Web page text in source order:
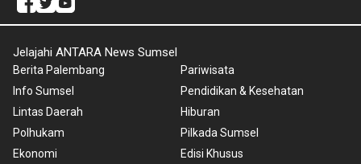
Jelajahi ANTARA News Sumsel
Berita Palembang
Info Sumsel
Lintas Daerah
Polhukam
Ekonomi
Pariwisata
Pendidikan & Kesehatan
Hiburan
Pilkada Sumsel
Edisi Khusus